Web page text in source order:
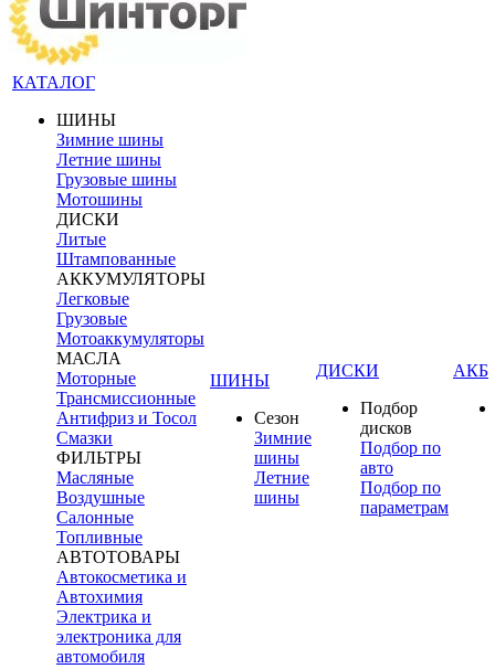
КАТАЛОГ
ШИНЫ
Зимние шины
Летние шины
Грузовые шины
Мотошины
ДИСКИ
Литые
Штампованные
АККУМУЛЯТОРЫ
Легковые
Грузовые
Мотоаккумуляторы
МАСЛА
Моторные
Трансмиссионные
Антифриз и Тосол
Смазки
ФИЛЬТРЫ
Масляные
Воздушные
Салонные
Топливные
АВТОТОВАРЫ
Автокосметика и
Автохимия
Электрика и
электроника для
автомобиля
ШИНЫ
Сезон
Зимние
шины
Летние
шины
ДИСКИ
Подбор
дисков
Подбор по
авто
Подбор по
параметрам
АКБ